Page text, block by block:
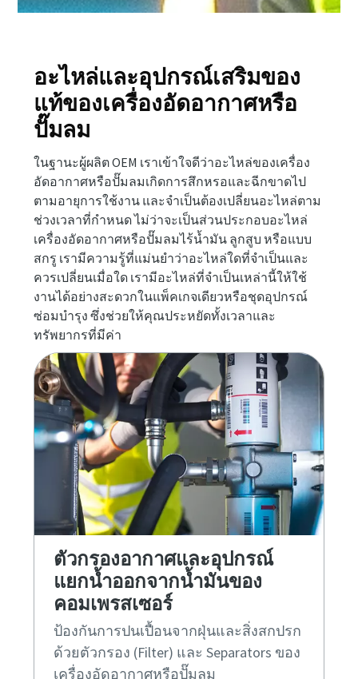
อะไหล่และอุปกรณ์เสริมของ
แท้ของเครื่องอัดอากาศหรือ
ปั๊มลม
ในฐานะผู้ผลิต OEM เราเข้าใจดีว่าอะไหล่ของเครื่อง
อัดอากาศหรือปั๊มลมเกิดการสึกหรอและฉีกขาดไป
ตามอายุการใช้งาน และจำเป็นต้องเปลี่ยนอะไหล่ตาม
ช่วงเวลาที่กำหนด ไม่ว่าจะเป็นส่วนประกอบอะไหล่
เครื่องอัดอากาศหรือปั๊มลมไร้น้ำมัน ลูกสูบ หรือแบบ
สกรู เรามีความรู้ที่แม่นยำว่าอะไหล่ใดที่จำเป็นและ
ควรเปลี่ยนเมื่อใด เรามีอะไหล่ที่จำเป็นเหล่านี้ให้ใช้
งานได้อย่างสะดวกในแพ็คเกจเดียวหรือชุดอุปกรณ์
ซ่อมบำรุง ซึ่งช่วยให้คุณประหยัดทั้งเวลาและ
ทรัพยากรที่มีค่า
ตัวกรองอากาศและอุปกรณ์
แยกน้ำออกจากน้ำมันของ
คอมเพรสเซอร์
ป้องกันการปนเปื้อนจากฝุ่นและสิ่งสกปรก
ด้วยตัวกรอง (Filter) และ Separators ของ
เครื่องอัดอากาศหรือปั๊มลม